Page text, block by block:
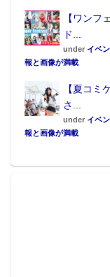
【ワンフ
ド...
under イベ
報と画像が満載
【夏コミ
さ...
under イベ
報と画像が満載